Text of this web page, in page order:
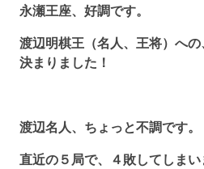
永瀬王座、好調です。
渡辺明棋王（名人、王将）へ
決まりました！
渡辺名人、ちょっと不調です。
直近の５局で、４敗してしまい